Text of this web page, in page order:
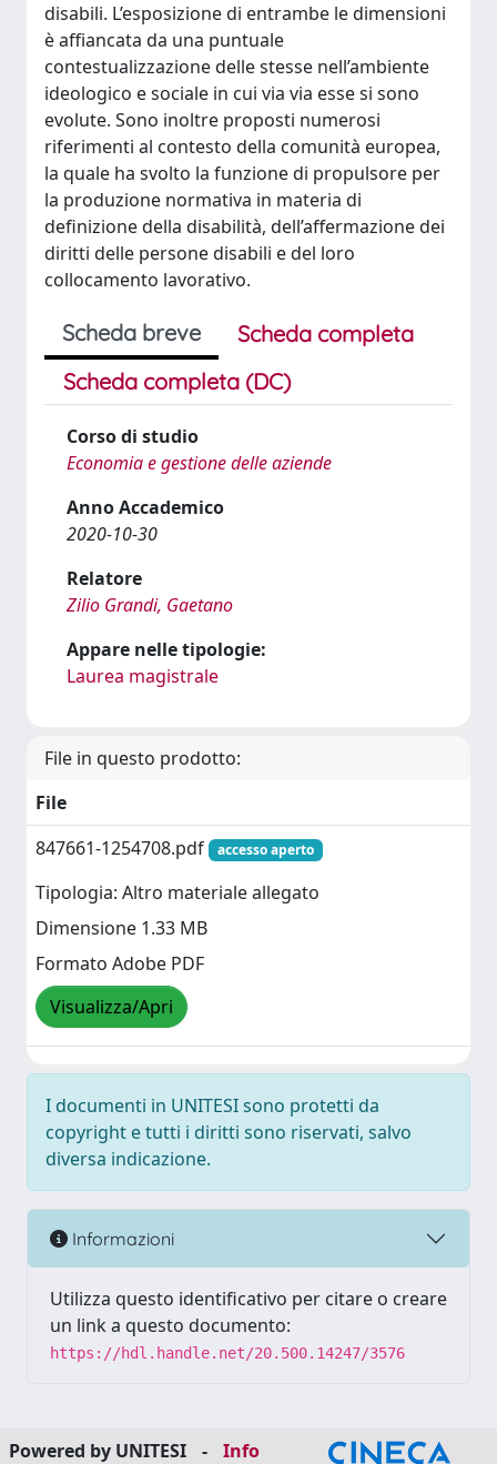
disabili. L’esposizione di entrambe le dimensioni
è affiancata da una puntuale
contestualizzazione delle stesse nell’ambiente
ideologico e sociale in cui via via esse si sono
evolute. Sono inoltre proposti numerosi
riferimenti al contesto della comunità europea,
la quale ha svolto la funzione di propulsore per
la produzione normativa in materia di
definizione della disabilità, dell’affermazione dei
diritti delle persone disabili e del loro
collocamento lavorativo.
Scheda breve
Scheda completa
Scheda completa (DC)
Corso di studio
Economia e gestione delle aziende
Anno Accademico
2020-10-30
Relatore
Zilio Grandi, Gaetano
Appare nelle tipologie:
Laurea magistrale
File in questo prodotto:
File
847661-1254708.pdf
accesso aperto
Tipologia: Altro materiale allegato
Dimensione 1.33 MB
Formato Adobe PDF
Visualizza/Apri
I documenti in UNITESI sono protetti da
copyright e tutti i diritti sono riservati, salvo
diversa indicazione.
Informazioni
Utilizza questo identificativo per citare o creare
un link a questo documento:
https://hdl.handle.net/20.500.14247/3576
Powered by UNITESI - Info